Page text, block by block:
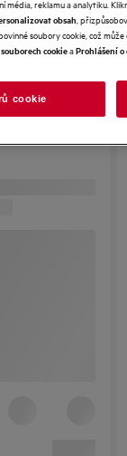
média, reklamu a analytiku.
obsah ,
soubory cookie, což
cookieaProhlášení
cookie